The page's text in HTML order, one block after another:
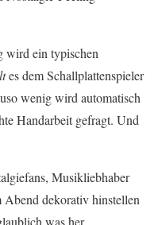
wird ein typischen
es dem Schallplattenspieler
wenig wird automatisch
Handarbeit gefragt. Und
Musikliebhaber
Abend dekorativ hinstellen
was her.